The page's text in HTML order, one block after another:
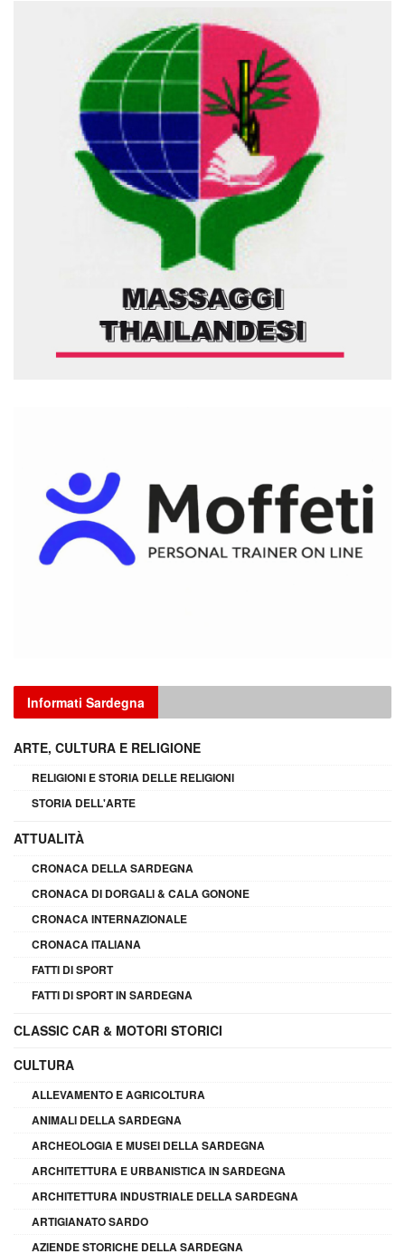
Informati Sardegna
ARTE, CULTURA E RELIGIONE
RELIGIONI E STORIA DELLE RELIGIONI
STORIA DELL'ARTE
ATTUALITÀ
CRONACA DELLA SARDEGNA
CRONACA DI DORGALI & CALA GONONE
CRONACA INTERNAZIONALE
CRONACA ITALIANA
FATTI DI SPORT
FATTI DI SPORT IN SARDEGNA
CLASSIC CAR & MOTORI STORICI
CULTURA
ALLEVAMENTO E AGRICOLTURA
ANIMALI DELLA SARDEGNA
ARCHEOLOGIA E MUSEI DELLA SARDEGNA
ARCHITETTURA E URBANISTICA IN SARDEGNA
ARCHITETTURA INDUSTRIALE DELLA SARDEGNA
ARTIGIANATO SARDO
AZIENDE STORICHE DELLA SARDEGNA